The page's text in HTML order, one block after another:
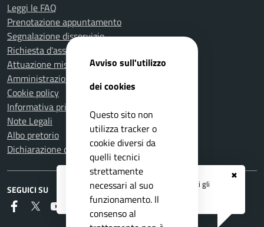
✖
Registrati ai serviziAPP IO
e ricevi tutti gli
aggiornamenti dall'Ente
Leggi le FAQ
Prenotazione appuntamento
Segnalazione disservizio
Richiesta d'assistenza
Attuazione misure PNRR
Amministrazione trasparente
Cookie policy
Informativa privacy
Note Legali
Albo pretorio
Dichiarazione di accessibilità
SEGUICI SU
FaceboookTwitter YoutubeRSS
Avviso sull'utilizzo
dei cookies
Questo sito non
utilizza tracker o
cookie diversi da
quelli tecnici
strettamente
necessari al suo
funzionamento. Il
consenso al